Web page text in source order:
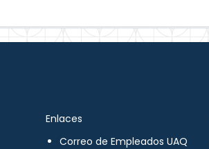
Enlaces
Correo de Empleados UAQ